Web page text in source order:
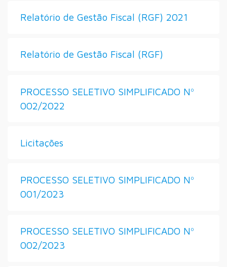
Relatório de Gestão Fiscal (RGF) 2021
Relatório de Gestão Fiscal (RGF)
PROCESSO SELETIVO SIMPLIFICADO Nº
002/2022
Licitações
PROCESSO SELETIVO SIMPLIFICADO Nº
001/2023
PROCESSO SELETIVO SIMPLIFICADO Nº
002/2023